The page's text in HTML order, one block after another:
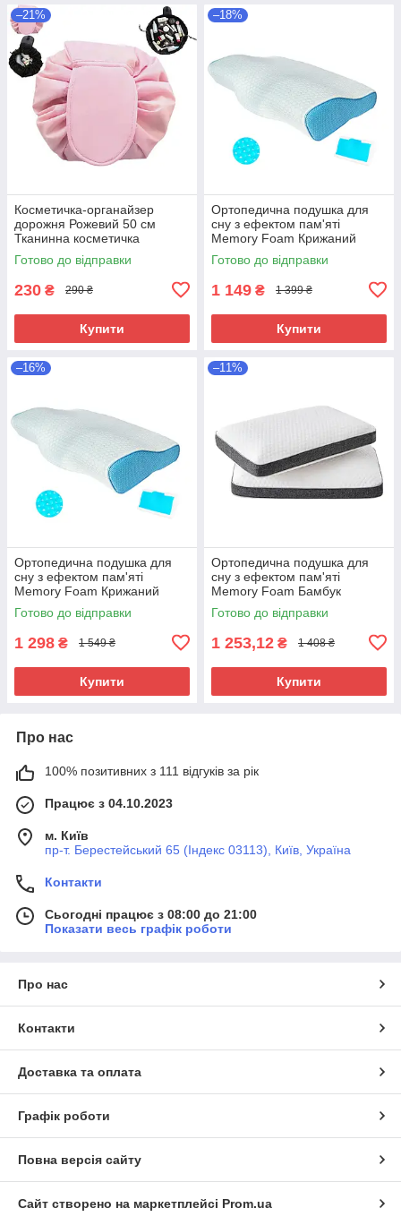
–21%
Косметичка-органайзер
дорожня Рожевий 50 см
Тканинна косметичка
Косметичка-мішок для
подорожей
Готово до відправки
230 ₴ 290 ₴
Купити
–18%
Ортопедична подушка для
сну з ефектом пам'яті
Memory Foam Крижаний
шовк 50х30 см Анатомічна
подушка з охолоджувальним
Готово до відправки
1 149 ₴ 1 399 ₴
Купити
–16%
Ортопедична подушка для
сну з ефектом пам'яті
Memory Foam Крижаний
шовк 50х30 см Анатомічна
подушка для сну
Готово до відправки
1 298 ₴ 1 549 ₴
Купити
–11%
Ортопедична подушка для
сну з ефектом пам'яті
Memory Foam Бамбук
60х40х12 см Подушка з
ортопедичним ефектом
Готово до відправки
1 253,12 ₴ 1 408 ₴
Купити
Про нас
100% позитивних з 111 відгуків за рік
Працює з 04.10.2023
м. Київ
пр-т. Берестейський 65 (Індекс 03113), Київ, Україна
Контакти
Сьогодні працює з 08:00 до 21:00
Показати весь графік роботи
Про нас
Контакти
Доставка та оплата
Графік роботи
Повна версія сайту
Сайт створено на маркетплейсі Prom.ua